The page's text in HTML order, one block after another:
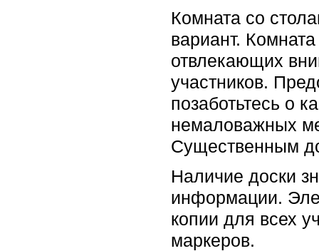
Комната со
вариант.
отвлекающих
участников.
позаботьтесь о
немаловажных
Существенным
Наличие доски
информации.
копии для всех
маркеров.